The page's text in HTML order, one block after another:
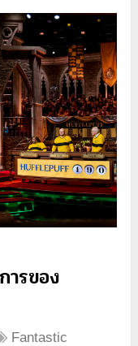
ารของ
Fantastic